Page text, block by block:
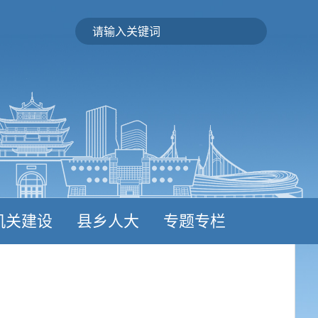
关建设 县乡人大 专题专栏